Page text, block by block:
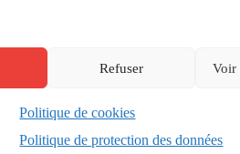
Refuser Voir
Politique de cookies
Politique de protection des données
Créé par